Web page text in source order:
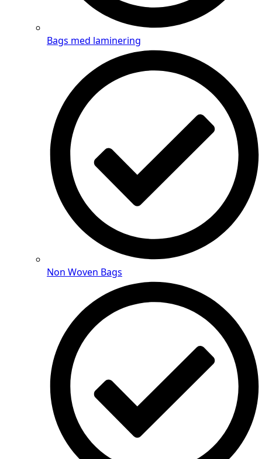
Bags med laminering
Non Woven Bags